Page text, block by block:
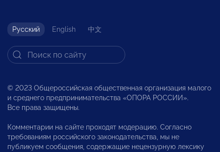
Русский English 中文
© 2023 Общероссийская общественная организация малого
и среднего предпринимательства «ОПОРА РОССИИ».
Все права защищены.
Комментарии на сайте проходят модерацию. Согласно
требованиям российского законодательства, мы не
публикуем сообщения, содержащие нецензурную лексику